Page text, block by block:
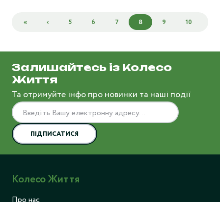
« ‹ 5 6 7 8 9 10
Залишайтесь із Колесо
Життя
Та отримуйте інфо про новинки та наші події
ПІДПИСАТИСЯ
Колесо Життя